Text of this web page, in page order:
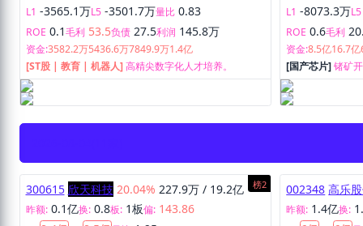
L1 -3565.1万L5 -3501.7万量比 0.83
ROE 0.1毛利 53.5负债 27.5利润 145.8万
资金:3582.2万5436.6万7849.9万1.4亿
[ST股 | 教育 | 机器人]高精尖数字化人才培养。
L1 -8073.3万L5
ROE 0.6毛利
资金:8.5亿16.7亿
[国产芯片]锗矿
炼、精深加工及
榜2
300615 欣天科技 20.04% 227.9万 / 19.2亿
昨额: 0.1亿换: 0.8板: 1板偏: 143.86
002348 高乐
昨额: 1.4亿换: